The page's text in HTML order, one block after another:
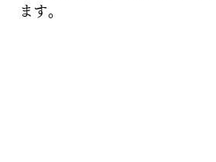
ます。